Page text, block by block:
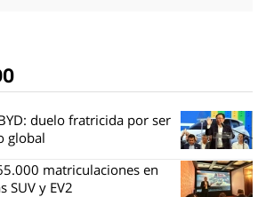
duelo fratricida por ser
global
matriculaciones en
SUV y EV2